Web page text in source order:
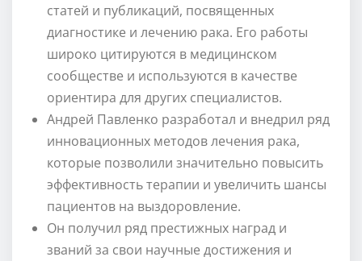
статей и публикаций, посвященных
диагностике и лечению рака. Его работы
широко цитируются в медицинском
сообществе и используются в качестве
ориентира для других специалистов.
Андрей Павленко разработал и внедрил ряд
инновационных методов лечения рака,
которые позволили значительно повысить
эффективность терапии и увеличить шансы
пациентов на выздоровление.
Он получил ряд престижных наград и
званий за свои научные достижения и